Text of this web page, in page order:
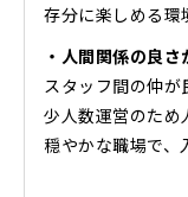
存分に楽しめる
・人間関係の良
スタッフ間の仲
少人数運営のため
穏やかな職場で